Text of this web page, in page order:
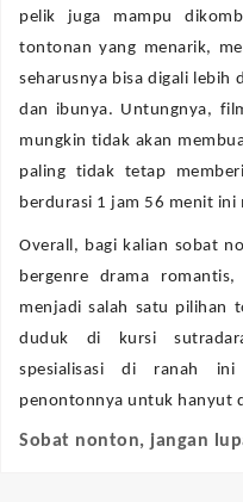
pelik juga mampu
tontonan yang menarik,
seharusnya bisa digali lebih
dan ibunya. Untungnya,
mungkin tidak akan
paling tidak tetap
berdurasi 1 jam 56 menit
Overall, bagi kalian sobat
bergenre drama
menjadi salah satu pilihan
duduk di kursi
spesialisasi di ranah
penontonnya untuk hanyut
Sobat nonton, jangan